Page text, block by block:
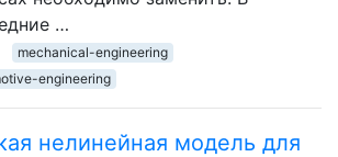
…
mechanical-engineering
engineering
нелинейная модель для